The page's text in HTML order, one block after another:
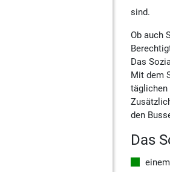
sind.
Ob auch
Das
Mit dem
täglichen
den
Das